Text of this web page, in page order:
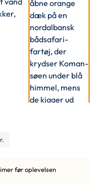
før oplevelsen